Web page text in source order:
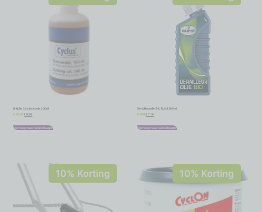
Snijolie Cyclus tools 100ml
€ 10,65 € 9,59
Toevoegen aan winkelwagen
Derailleurolie Bio Eurol 100ml
€ 7,95 € 7,16
Toevoegen aan winkelwagen
10% Korting 10% Korting